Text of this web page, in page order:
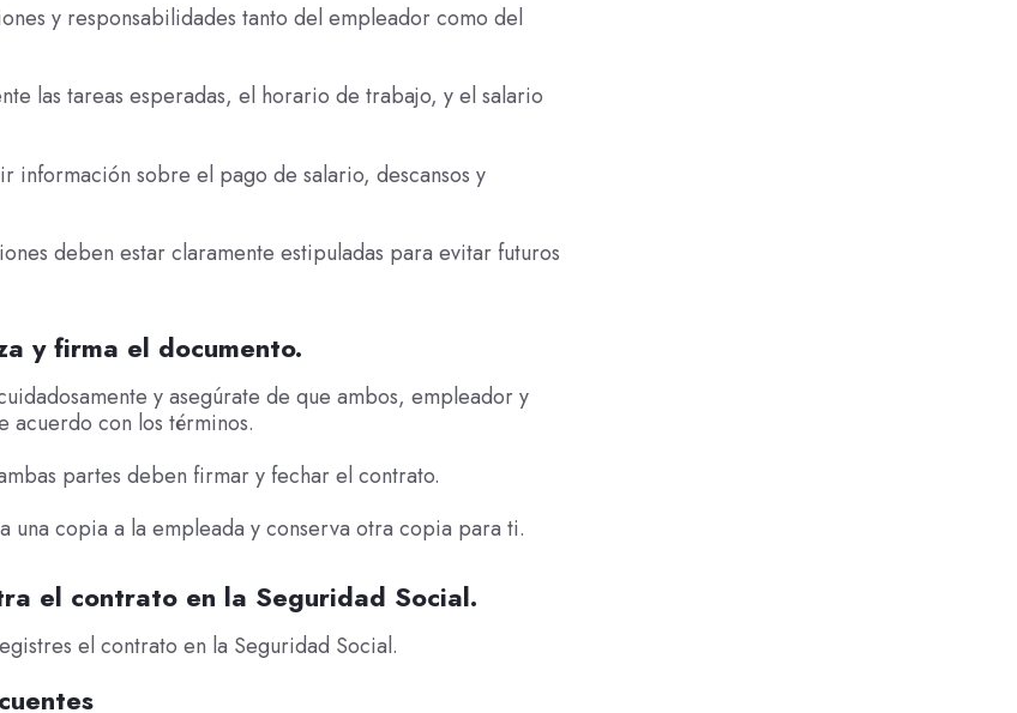
y responsabilidades tanto del empleador como del
las tareas esperadas, el horario de trabajo, y el salario
información sobre el pago de salario, descansos y
deben estar claramente estipuladas para evitar futuros
y firma el documento.
y asegúrate de que ambos, empleador y
acuerdo con los términos.
partes deben firmar y fechar el contrato.
una copia a la empleada y conserva otra copia para ti.
el contrato en la Seguridad Social.
el contrato en la Seguridad Social.